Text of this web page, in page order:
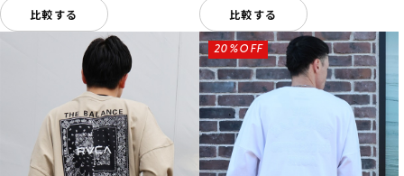
比較する 比較する
20%OFF